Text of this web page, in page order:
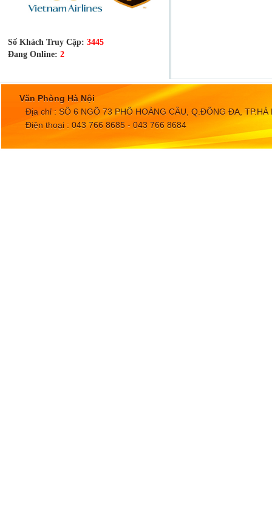
Số Khách Truy Cập: 3445
Đang Online: 2
Văn Phòng Hà Nội
Địa chỉ : SỐ 6 NGÕ 73 PHỐ HOÀNG CẦU, Q.ĐỐNG ĐA, TP.HÀ
Điện thoại : 043 766 8685 - 043 766 8684